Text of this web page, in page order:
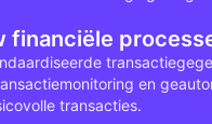
financiële
en
transacties.